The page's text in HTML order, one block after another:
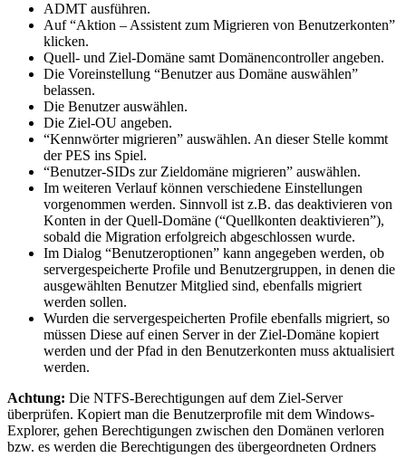
ADMT ausführen.
Auf “Aktion – Assistent zum Migrieren von Benutzerkonten”
klicken.
Quell- und Ziel-Domäne samt Domänencontroller angeben.
Die Voreinstellung “Benutzer aus Domäne auswählen”
belassen.
Die Benutzer auswählen.
Die Ziel-OU angeben.
“Kennwörter migrieren” auswählen. An dieser Stelle kommt
der PES ins Spiel.
“Benutzer-SIDs zur Zieldomäne migrieren” auswählen.
Im weiteren Verlauf können verschiedene Einstellungen
vorgenommen werden. Sinnvoll ist z.B. das deaktivieren von
Konten in der Quell-Domäne (“Quellkonten deaktivieren”),
sobald die Migration erfolgreich abgeschlossen wurde.
Im Dialog “Benutzeroptionen” kann angegeben werden, ob
servergespeicherte Profile und Benutzergruppen, in denen die
ausgewählten Benutzer Mitglied sind, ebenfalls migriert
werden sollen.
Wurden die servergespeicherten Profile ebenfalls migriert, so
müssen Diese auf einen Server in der Ziel-Domäne kopiert
werden und der Pfad in den Benutzerkonten muss aktualisiert
werden.
Achtung: Die NTFS-Berechtigungen auf dem Ziel-Server
überprüfen. Kopiert man die Benutzerprofile mit dem Windows-
Explorer, gehen Berechtigungen zwischen den Domänen verloren
bzw. es werden die Berechtigungen des übergeordneten Ordners